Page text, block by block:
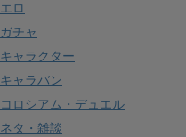
エロ
ガチャ
キャラクター
キャラバン
コロシアム・デュエル
ネタ・雑談